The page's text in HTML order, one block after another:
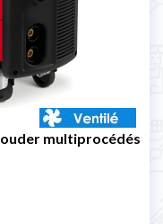
multiprocédés